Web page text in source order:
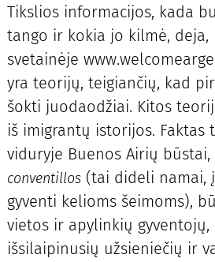
Tikslios informacijos, kada
tango ir kokia jo kilmė, deja,
svetainėje
yra teorijų, teigiančių, kad
šokti juodaodžiai. Kitos
iš imigrantų istorijos. Faktas
viduryje Buenos Airių būstai,
conventillos(tai dideli namai,
gyventi kelioms šeimoms),
vietos ir apylinkių gyventojų,
išsilaipinusių užsieniečių ir